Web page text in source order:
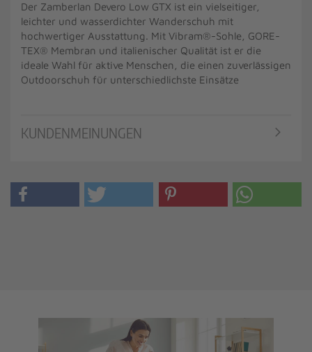
Der Zamberlan Devero Low GTX ist ein vielseitiger,
leichter und wasserdichter Wanderschuh mit
hochwertiger Ausstattung. Mit Vibram®-Sohle, GORE-
TEX® Membran und italienischer Qualität ist er die
ideale Wahl für aktive Menschen, die einen zuverlässigen
Outdoorschuh für unterschiedlichste Einsätze
KUNDENMEINUNGEN